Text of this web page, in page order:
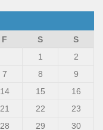
F S
S
1
2
7 8
9
14 15
16
21 22
23
28 29
30